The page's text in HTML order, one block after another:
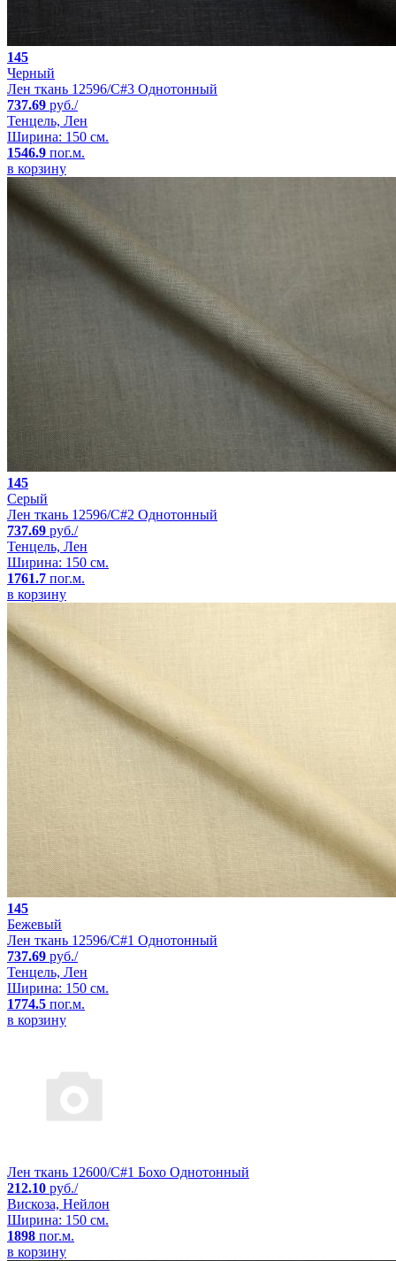
145
Черный
Лен ткань 12596/C#3 Однотонный
737.69 руб./
Тенцель, Лен
Ширина: 150 см.
1546.9 пог.м.
в корзину
145
Серый
Лен ткань 12596/C#2 Однотонный
737.69 руб./
Тенцель, Лен
Ширина: 150 см.
1761.7 пог.м.
в корзину
145
Бежевый
Лен ткань 12596/C#1 Однотонный
737.69 руб./
Тенцель, Лен
Ширина: 150 см.
1774.5 пог.м.
в корзину
Лен ткань 12600/C#1 Бохо Однотонный
212.10 руб./
Вискоза, Нейлон
Ширина: 150 см.
1898 пог.м.
в корзину